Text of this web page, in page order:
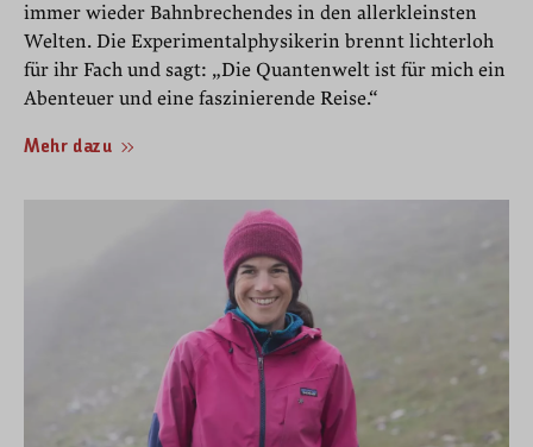
immer wieder Bahnbrechendes in den allerkleinsten
Welten. Die Experimentalphysikerin brennt lichterloh
für ihr Fach und sagt: „Die Quantenwelt ist für mich ein
Abenteuer und eine faszinierende Reise.“
Mehr dazu